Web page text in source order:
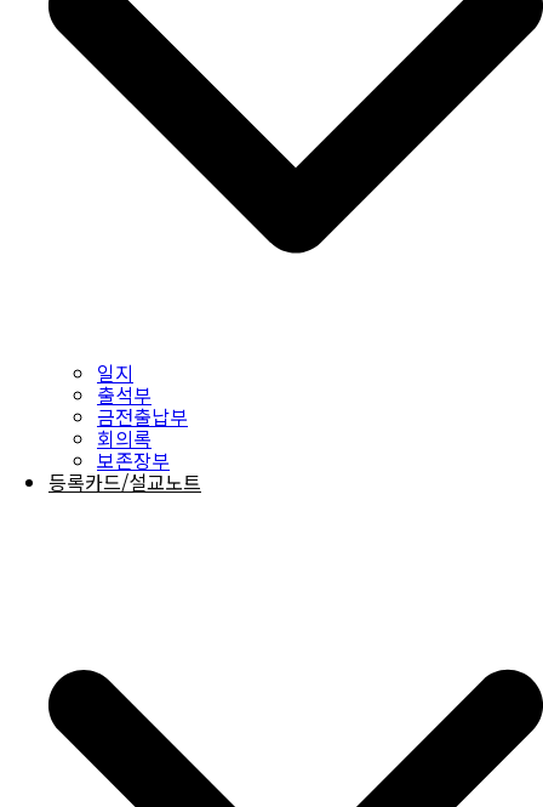
일지
출석부
금전출납부
회의록
보존장부
등록카드/설교노트